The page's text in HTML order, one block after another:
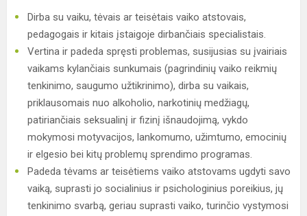
Dirba su vaiku, tėvais ar teisėtais vaiko atstovais,
pedagogais ir kitais įstaigoje dirbančiais specialistais.
Vertina ir padeda spręsti problemas, susijusias su įvairiais
vaikams kylančiais sunkumais (pagrindinių vaiko reikmių
tenkinimo, saugumo užtikrinimo), dirba su vaikais,
priklausomais nuo alkoholio, narkotinių medžiagų,
patiriančiais seksualinį ir fizinį išnaudojimą, vykdo
mokymosi motyvacijos, lankomumo, užimtumo, emocinių
ir elgesio bei kitų problemų sprendimo programas.
Padeda tėvams ar teisėtiems vaiko atstovams ugdyti savo
vaiką, suprasti jo socialinius ir psichologinius poreikius, jų
tenkinimo svarbą, geriau suprasti vaiko, turinčio vystymosi